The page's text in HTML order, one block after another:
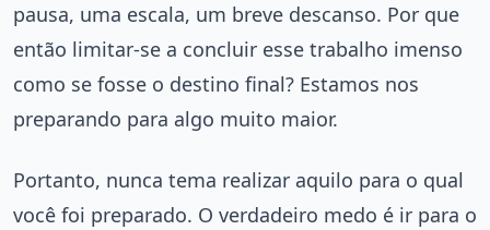
pausa, uma escala, um breve descanso. Por que
então limitar-se a concluir esse trabalho imenso
como se fosse o destino final? Estamos nos
preparando para algo muito maior.
Portanto, nunca tema realizar aquilo para o qual
você foi preparado. O verdadeiro medo é ir para o